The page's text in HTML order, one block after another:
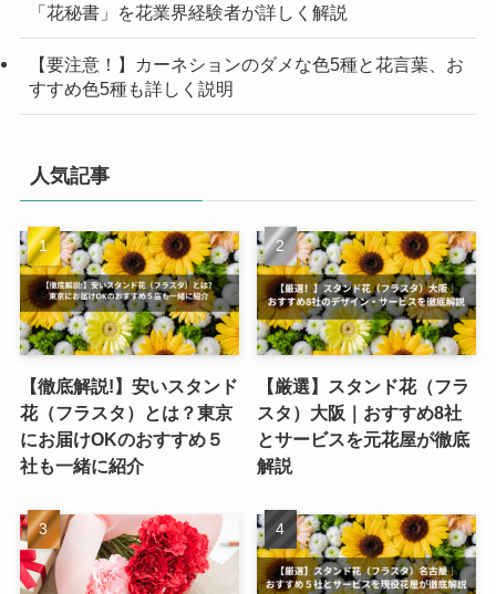
「花秘書」を花業界経験者が詳しく解説
【要注意！】カーネションのダメな色5種と花言葉、お
すすめ色5種も詳しく説明
人気記事
【徹底解説!】安いスタンド
花（フラスタ）とは？東京
にお届けOKのおすすめ５
社も一緒に紹介
【厳選】スタンド花（フラ
スタ）大阪｜おすすめ8社
とサービスを元花屋が徹底
解説